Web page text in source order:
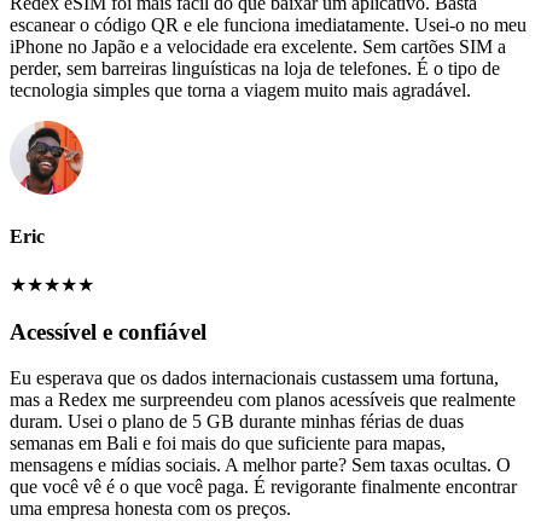
escanear o código QR e ele funciona imediatamente. Usei-o no meu
iPhone no Japão e a velocidade era excelente. Sem cartões SIM a
perder, sem barreiras linguísticas na loja de telefones. É o tipo de
tecnologia simples que torna a viagem muito mais agradável.
Eric
★★★★★
Acessível e confiável
Eu esperava que os dados internacionais custassem uma fortuna,
mas a Redex me surpreendeu com planos acessíveis que realmente
duram. Usei o plano de 5 GB durante minhas férias de duas
semanas em Bali e foi mais do que suficiente para mapas,
mensagens e mídias sociais. A melhor parte? Sem taxas ocultas. O
que você vê é o que você paga. É revigorante finalmente encontrar
uma empresa honesta com os preços.